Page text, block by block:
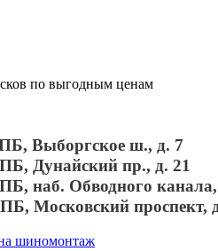
по выгодным ценам
Выборгское ш., д. 7
Дунайский пр., д. 21
наб. Обводного
Московский проспект,
шиномонтаж